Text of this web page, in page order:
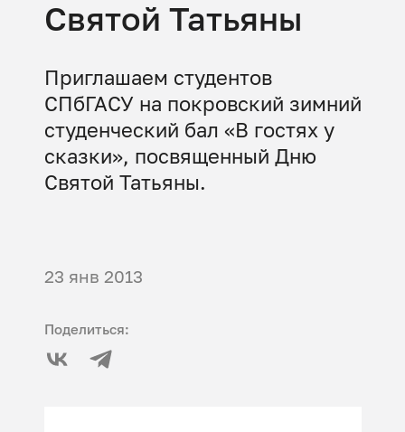
Святой Татьяны
Приглашаем студентов
СПбГАСУ на покровский зимний
студенческий бал «В гостях у
сказки», посвященный Дню
Святой Татьяны.
23 янв 2013
Поделиться: